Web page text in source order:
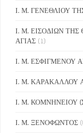
Ι. Μ. ΓΕΝΕΘΛΙΟΥ
Ι. Μ. ΕΙΣΟΔΙΩΝ
ΑΓΙΑΣ (1)
Ι. Μ. ΕΣΦΙΓΜΕΝΟΥ
Ι. Μ. ΚΑΡΑΚΑΛΛΟΥ
Ι. Μ. ΚΟΜΝΗΝΕΙΟΥ
Ι. Μ. ΞΕΝΟΦΩΝΤΟΣ